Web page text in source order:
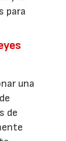
para
una
de